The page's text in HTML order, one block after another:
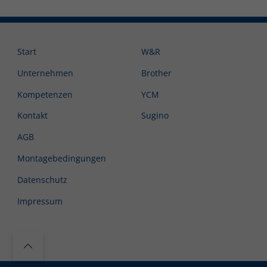
Start
Unternehmen
Kompetenzen
Kontakt
W&R
Brother
YCM
Sugino
AGB
Montagebedingungen
Datenschutz
Impressum